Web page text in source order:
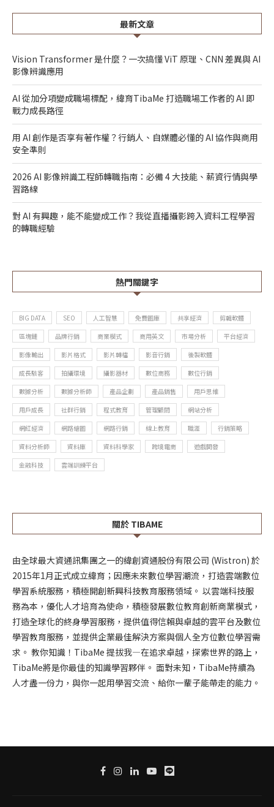
最新文章
Vision Transformer 是什麼？一次搞懂 ViT 原理、CNN 差異與 AI
影像辨識應用
AI 從加分項變成職場標配，緯育TibaMe 打造職場工作者的 AI 即
戰力成長路徑
用 AI 創作是否享有著作權？行銷人、自媒體必懂的 AI 協作與商用
安全準則
2026 AI 影像辨識工程師轉職指南：必備 4 大技能、薪資行情與學
習路線
對 AI 有興趣，能不能變成工作？我從直播攝影跨入資料工程學習
的轉職經驗
熱門關鍵字
BIG DATA SEO 人工智慧 免費圖庫 共享經濟
剪輯軟體
區塊鏈
品牌行銷 商業模式 商用英文 市場分析
平台經濟
影像輸出
影片格式 影片轉檔 影音行銷
後製軟體
成長駭客
拍攝環境 攝影器材 數位商務
數位行銷
數據分析
數據分析師 產品企劃 產品銷售
用戶思維
用戶成長
社群行銷 程式教育 管理顧問
網站分析
網紅經濟
網路繪圖 網路行銷 線上教育 職涯
行銷策略
資料分析師
資料庫 資料科學家 跨境電商
遊戲開發
金融科技
雲端訓練平台
關於 TIBAME
由全球最大資通訊集團之一的緯創資通股份有限公司 (Wistron) 於
2015年1月正式成立緯育；因應未來數位學習潮流，打造雲端數位
學習系統服務，積極開創新興科技教育服務領域。 以雲端科技服
務為本，優化人才培育為使命，積極發展數位教育創新商業模式，
打造全球化的終身學習服務，提供值得信賴與卓越的雲平台及數位
學習教育服務，並提供企業最佳解決方案與個人全方位數位學習需
求。 教你知識！TibaMe 提拔我—在追求卓越，探索世界的路上，
TibaMe將是你最佳的知識學習夥伴。 面對未知，TibaMe持續為
人才盡一份力，與你一起用學習交流、給你一輩子能帶走的能力。